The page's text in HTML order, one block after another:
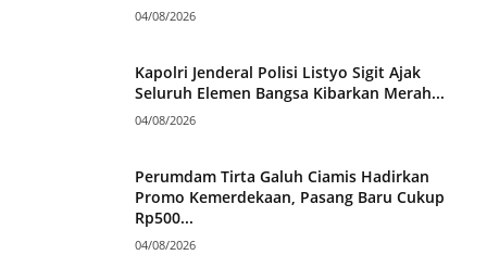
04/08/2026
Kapolri Jenderal Polisi Listyo Sigit Ajak
Seluruh Elemen Bangsa Kibarkan Merah...
04/08/2026
Perumdam Tirta Galuh Ciamis Hadirkan
Promo Kemerdekaan, Pasang Baru Cukup
Rp500...
04/08/2026